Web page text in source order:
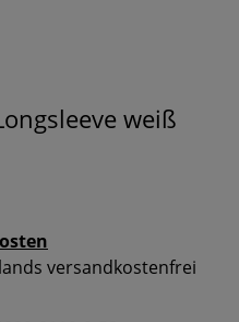
weiß
versandkostenfrei